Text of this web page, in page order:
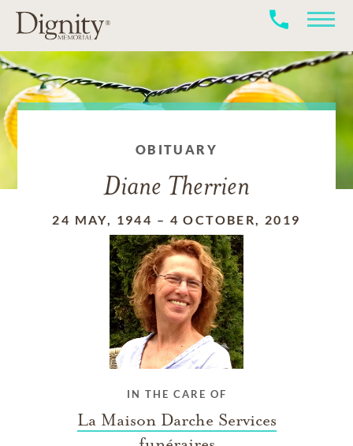
OBITUARY
Diane Therrien
24 MAY, 1944 – 4 OCTOBER, 2019
IN THE CARE OF
La Maison Darche Services